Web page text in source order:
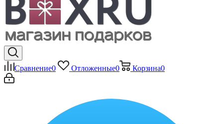
Сравнение0 Отложенные0 Корзина0